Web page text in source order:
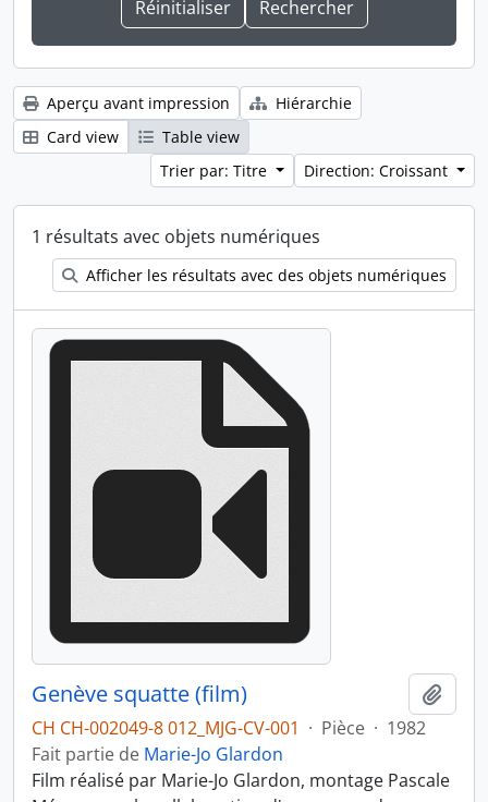
Aperçu avant impression
Hiérarchie
Card view
Table view
Trier par: Titre
Direction: Croissant
1 résultats avec objets numériques
Afficher les résultats avec des objets numériques
Genève squatte (film)
CH CH-002049-8 012_MJG-CV-001 · Pièce · 1982
Fait partie de Marie-Jo Glardon
Film réalisé par Marie-Jo Glardon, montage Pascale